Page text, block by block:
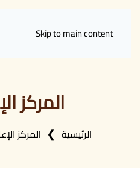
Skip to main content
المركز
الرئيسية المركز